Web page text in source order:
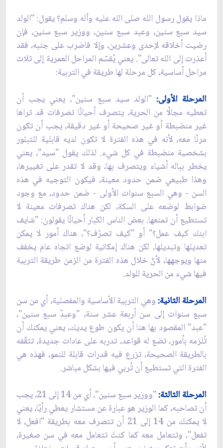
ماذا يقول رسول الله صلى الله عليه وآله وسلم؟ يقول: "الولد
سيد سبع سنين، وعبد سبع سنين، ووزير سبع سنين، فإن
رضيت أخلاقه لإحدى وعشرين، وإلا فاضرب على جنبه، فقد
أعذرت إلى الله تعالى". يعني يُقسّم المراحل العمرية إلى ثلاث
مراحل أساسية، كل مرحلة لها طريقة في التربية:
المرحلة الأولى:"الولد سيد سبع سنين"، يعني يجب أن
تعطيه مجالًا من الحرية، يتصرف أحيانًا تصرفات قد تراها
غير منضبطة أو غير صحيحة أو غير دقيقة، يجب أن تكون
مرنًا معه، لأنه في هذه الفترة لا تكون لديه قابلية للتبلور
بشخصية منضبطة في كل شيء. لذلك يقول "سيد"، يعني
يخطر بباله أشياء ويتصرف بها، وقد لا تقدر على تغييرها،
وهذا طبيعي ضمن حدود معينة، فيكون التوجيه في هذه
السن - وهي السبع سنوات الأولى - ضمن حدود، مع وجود
ضوابط لوضعه على السكة، لكن هناك تصرفات معينة لا
تستطيع أن تمنعها. بعض الناس الكبار أحيانًا يقولون: "شايف
ابنك كيف عمل؟" أو "كيف تصرّف؟"، هناك أمور لا يمكن
تعديلها وتبديلها، لكن هناك إمكانية لوضع اتجاه عام يخفف
منها ويوجهها، لأنّ خلال هذه الفترة من الزمن طريقة التربية
فيها شيء من الحرية للولد.
المرحلة الثانية:وهي التربية الأساسية والمفصلية، أي من سن
سبع سنوات إلى سن أربعة عشر سنة، "وعبدٌ سبع سنين"،
"عبد" المقصود بها هنا أن يكون طوع يديك، يعني يمكنك أن
تُلزمه بأمور، تضع له قواعد، تدربه على عادات جديدة، تثقّفه
بالطريقة الصحيحة، تزرع فيه قدرات قابلة للنمو، فهذه هي
الفترة التي تستطيع أن تُربي فيها بشكل مباشر.
المرحلة الثالثة:
"ووزير سبع سنين"، أي من 14 إلى 21، يجب
أن تصاحبه، كما الوزير هو عبارة عن مستشار يعطي رأيًا، يعني
لا يمكنك من 14 إلى 21 أن تتصرف معه بطريقة "افعل، لا
تفعل"، وتتعامل معه كما كنتَ تتعامل معه في سن صغيرة،